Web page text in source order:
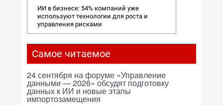
ИИ в бизнесе: 54% компаний уже
используют технологии для роста и
управления рисками
Самое читаемое
24 сентября на форуме «Управление
данными — 2026» обсудят подготовку
данных к ИИ и новые этапы
импортозамещения